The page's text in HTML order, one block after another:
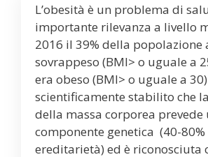
L’obesità è un problema di
importante rilevanza a livello
2016 il 39% della popolazione
sovrappeso (BMI> o uguale a
era obeso (BMI> o uguale a
scientificamente stabilito che
della massa corporea prevede
componente genetica (40-
ereditarietà) ed è riconosciuta